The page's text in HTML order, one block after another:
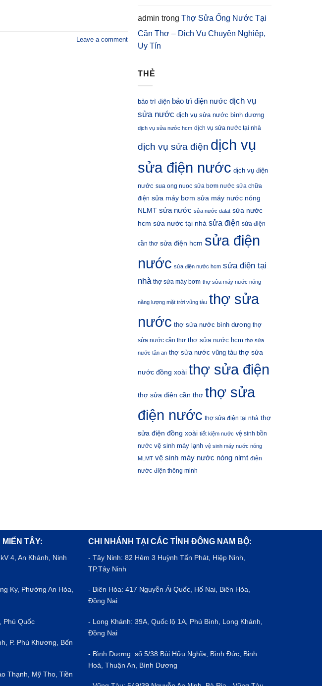
Leave a comment
admin trong Thợ Sửa Ống Nước Tại
Cần Thơ – Dịch Vụ Chuyên Nghiệp,
Uy Tín
THẺ
bảo trì điện bảo trì điện nước dịch vụ
sửa nước dịch vụ sửa nước bình dương
dịch vụ sửa nước hcm dịch vụ sửa nước tại nhà
dịch vụ sửa điện dịch vụ
sửa điện nước dịch vụ điện
nước sua ong nuoc sửa bơm nước sửa chữa
điện sửa máy bơm sửa máy nước nóng
NLMT sửa nước sửa nước dalat sửa nước
hcm sửa nước tại nhà sửa điện sửa điện
cần thơ sửa điện hcm sửa điện
nước sửa điện nước hcm sửa điện tại
nhà thợ sửa máy bơm thợ sửa máy nước nóng
năng lượng mặt trời vũng tàu thợ sửa
nước thợ sửa nước bình dương thợ
sửa nước cần thơ thợ sửa nước hcm thợ sửa
nước tân an thợ sửa nước vũng tàu thợ sửa
nước đồng xoài thợ sửa điện
thợ sửa điện cần thơ thợ sửa
điện nước thợ sửa điện tại nhà thợ
sửa điện đồng xoài tiết kiệm nước vệ sinh bồn
nước vệ sinh máy lạnh vệ sinh máy nước nóng
MLMT vệ sinh máy nước nóng nlmt điện
nước điện thông minh
TÂY:
4, An Khánh, Ninh
Ky, Phường An Hòa,
Phú Quốc
P. Phú Khương, Bến
Thạnh, Mỹ Tho, Tiền
CHI NHÁNH TẠI CÁC TỈNH ĐÔNG NAM BỘ:
- Tây Ninh: 82 Hẻm 3 Huỳnh Tấn Phát, Hiệp Ninh,
TP.Tây Ninh
- Biên Hòa: 417 Nguyễn Ái Quốc, Hố Nai, Biên Hòa,
Đồng Nai
- Long Khánh: 39A, Quốc lộ 1A, Phú Bình, Long Khánh,
Đồng Nai
- Bình Dương: số 5/38 Bùi Hữu Nghĩa, Bình Đức, Binh
Hoà, Thuận An, Bình Dương